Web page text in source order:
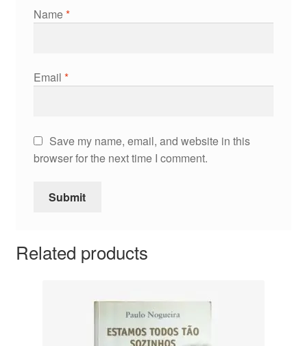
Name*
Email *
Save my name, email, and website in this
browser for the next time I comment.
Related products